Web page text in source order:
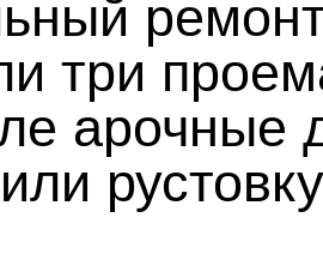
три
арочные